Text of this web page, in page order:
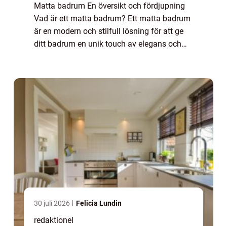
Matta badrum En översikt och fördjupning
Vad är ett matta badrum? Ett matta badrum
är en modern och stilfull lösning för att ge
ditt badrum en unik touch av elegans och
30 juli 2026 Felicia Lundin
redaktionel